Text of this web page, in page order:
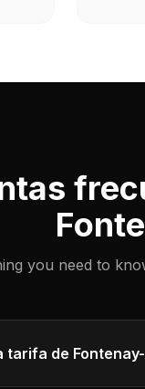
you need to
tarifa de